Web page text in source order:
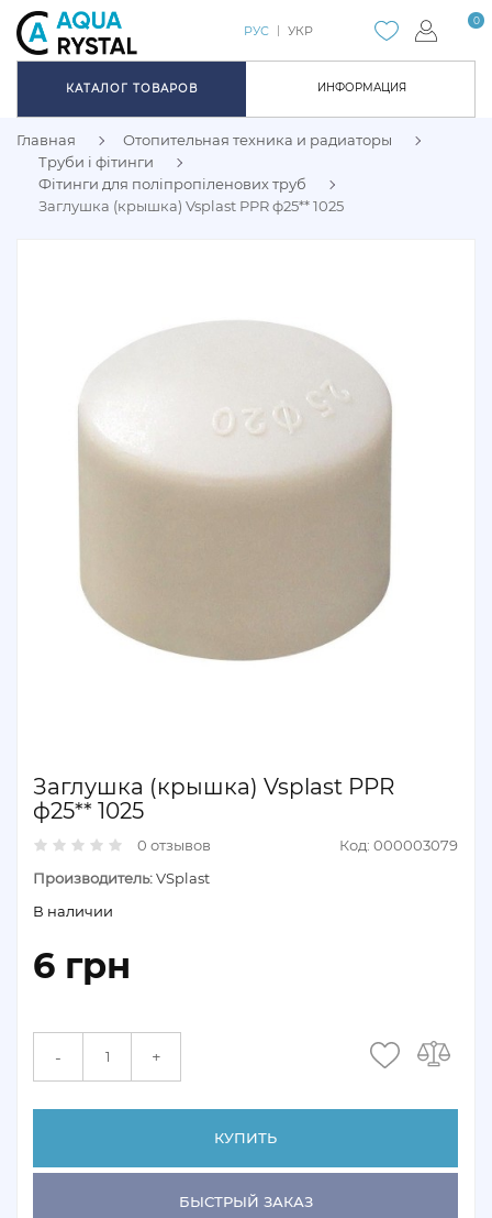
ИНФОРМАЦИЯ
0
РУС УКР
КАТАЛОГ ТОВАРОВ
Главная
Отопительная техника и радиаторы
Труби і фітинги
Фітинги для поліпропіленових труб
Заглушка (крышка) Vsplast PPR ф25** 1025
Заглушка (крышка) Vsplast PPR
ф25** 1025
0 отзывов
Код: 000003079
Производитель:VSplast
В наличии
6 грн
- +
КУПИТЬ
БЫСТРЫЙ ЗАКАЗ